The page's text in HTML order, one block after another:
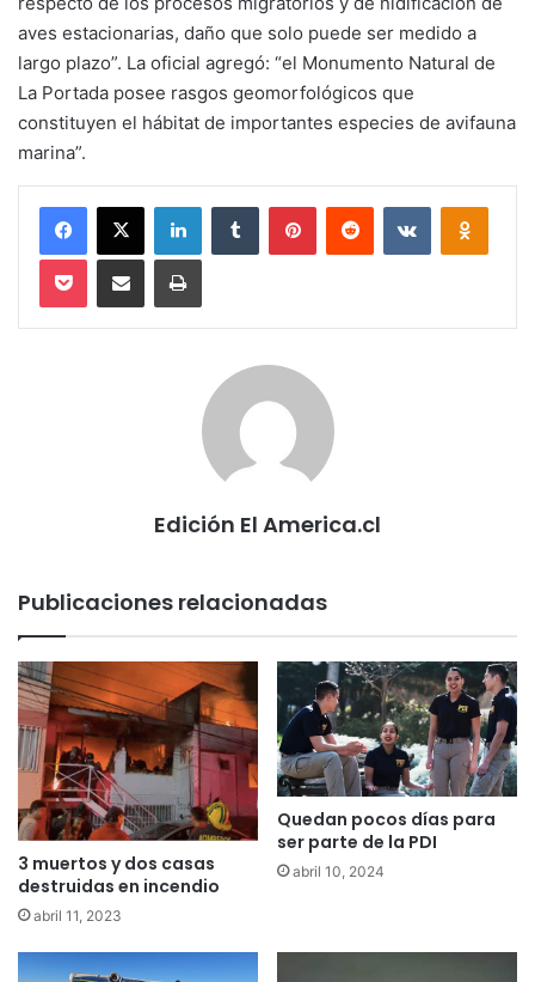
aves estacionarias, daño que solo puede ser medido a
largo plazo”. La oficial agregó: “el Monumento Natural de
La Portada posee rasgos geomorfológicos que
constituyen el hábitat de importantes especies de avifauna
marina”.
Facebook
X LinkedInTumblr PinterestReddit VKontakte
Pocket Compartir via email Imprimir
Edición El America.cl
Publicaciones relacionadas
3 muertos y dos casas
destruidas en incendio
abril 11, 2023
Quedan pocos días para
ser parte de la PDI
abril 10, 2024